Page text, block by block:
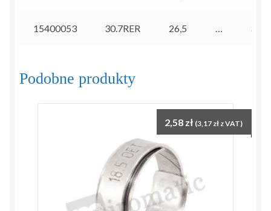
15400053 30.7RER 26,5 … 30
Podobne produkty
2,58 zł (3,17 zł z VAT)